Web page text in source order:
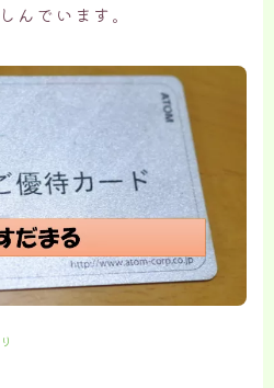
んでいます。